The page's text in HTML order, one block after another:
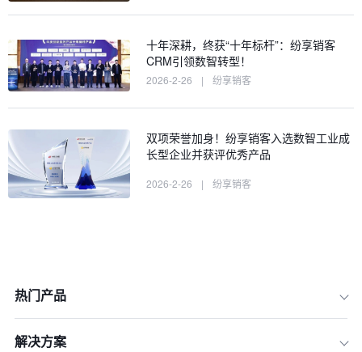
十年深耕，终获“十年标杆”：纷享销客
CRM引领数智转型！
2026-2-26 | 纷享销客
双项荣誉加身！纷享销客入选数智工业成
长型企业并获评优秀产品
2026-2-26 | 纷享销客
热门产品
解决方案